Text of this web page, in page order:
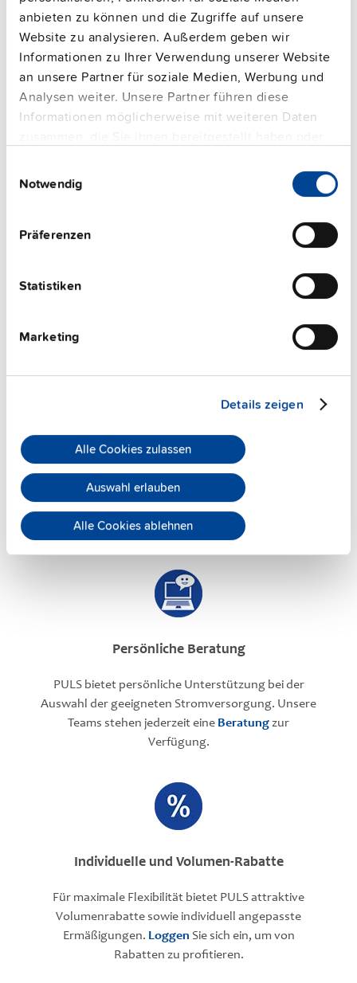
anbieten zu können und die Zugriffe auf unsere
Website zu analysieren. Außerdem geben wir
Informationen zu Ihrer Verwendung unserer Website
an unsere Partner für soziale Medien, Werbung und
Analysen weiter. Unsere Partner führen diese
Informationen möglicherweise mit weiteren Daten
gesammelt haben.
Impressum
Notwendig
Präferenzen
Statistiken
Marketing
Details zeigen
Alle Cookies zulassen
Auswahl erlauben
Alle Cookies ablehnen
Datenblatt
Zusätzlich zu unserer exzellenten
Lieferung unserer Geräte über unseren Online
Shopkeine Versandgebühren
Persönliche Beratung
PULS bietet persönliche Unterstützung bei der
Auswahl der geeigneten Stromversorgung. Unsere
Teams stehen jederzeit eine Beratungzur
Verfügung.
Individuelle und Volumen-Rabatte
Für maximale Flexibilität bietet PULS attraktive
Volumenrabatte sowie individuell angepasste
Ermäßigungen. Loggen Sie sich ein, um von
Rabatten zu profitieren.